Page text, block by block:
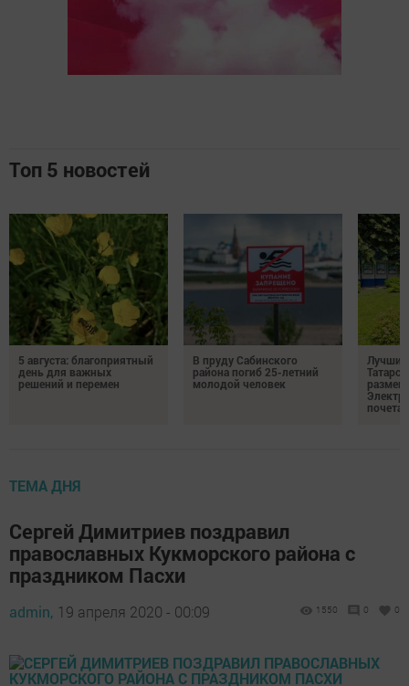
Топ 5 новостей
5 августа: благоприятный
день для важных
решений и перемен
В пруду Сабинского
района погиб 25-летний
молодой человек
Лучших
почета
ТЕМА ДНЯ
Сергей Димитриев поздравил
православных Кукморского района с
праздником Пасхи
admin, 19 апреля 2020 - 00:09 1550 0 0